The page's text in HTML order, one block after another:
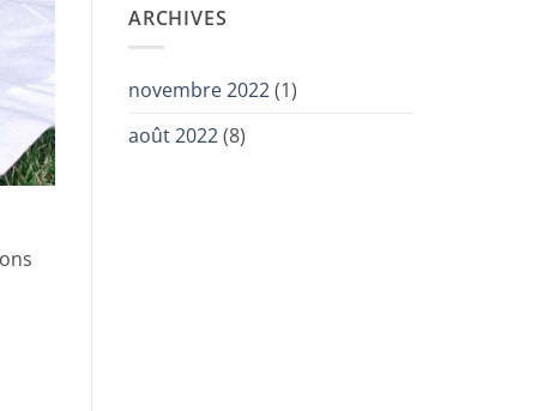
ARCHIVES
novembre 2022(1)
août 2022(8)